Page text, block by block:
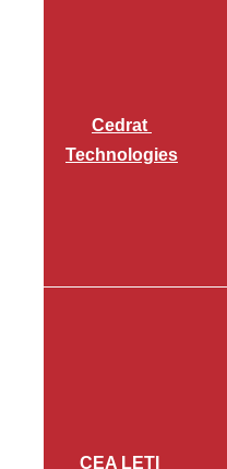
Cedrat
Technologies
CEA LETI